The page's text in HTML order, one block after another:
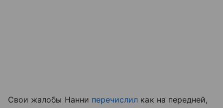
Свои жалобы Нанни перечислил как на передней,